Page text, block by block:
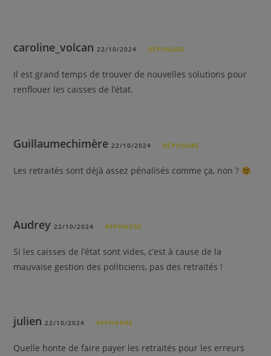
caroline_volcan22/10/2024 RÉPONDRE
Il est grand temps de trouver de nouvelles solutions pour
renflouer les caisses de l’état.
Guillaumechimère22/10/2024 RÉPONDRE
Les retraités sont déjà assez pénalisés comme ça, non ?
Audrey22/10/2024 RÉPONDRE
Si les caisses de l’état sont vides, c’est à cause de la
mauvaise gestion des politiciens, pas des retraités !
julien22/10/2024 RÉPONDRE
Quelle honte de faire payer les retraités pour les erreurs